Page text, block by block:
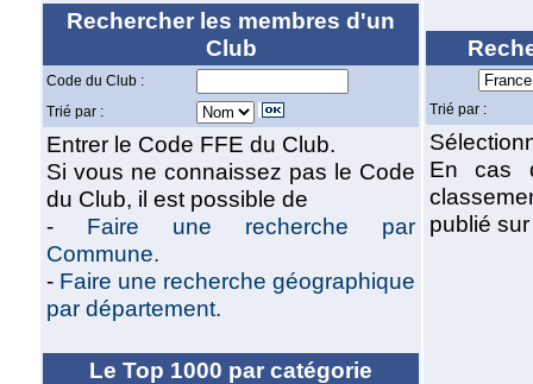
Rechercher les membres d'un
Club
Code du Club :
Trié par :
Entrer le Code FFE du Club.
Si vous ne connaissez pas le Code
du Club, il est possible de
- Faire une recherche par
Commune.
- Faire une recherche géographique
par département.
Le Top 1000 par catégorie
Trié par :
En cas
publié